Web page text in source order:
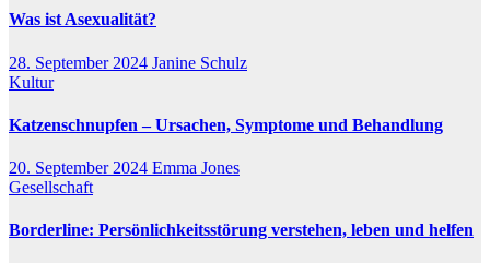
Was ist Asexualität?
28. September 2024 Janine Schulz
Kultur
Katzenschnupfen – Ursachen, Symptome und Behandlung
20. September 2024 Emma Jones
Gesellschaft
Borderline: Persönlichkeitsstörung verstehen, leben und helfen